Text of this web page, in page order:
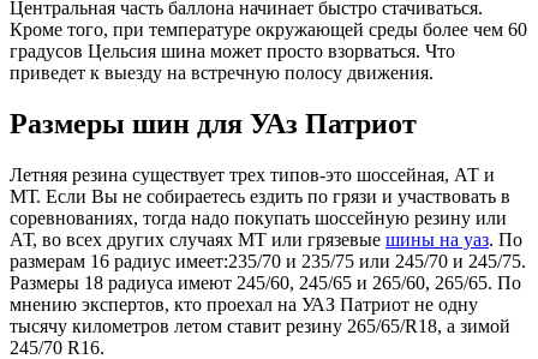
Центральная часть баллона начинает быстро стачиваться.
Кроме того, при температуре окружающей среды более чем 60
градусов Цельсия шина может просто взорваться. Что
приведет к выезду на встречную полосу движения.
Размеры шин для УАз Патриот
Летняя резина существует трех типов-это шоссейная, АТ и
МТ. Если Вы не собираетесь ездить по грязи и участвовать в
соревнованиях, тогда надо покупать шоссейную резину или
АТ, во всех других случаях МТ или грязевые шины на уаз. По
размерам 16 радиус имеет:235/70 и 235/75 или 245/70 и 245/75.
Размеры 18 радиуса имеют 245/60, 245/65 и 265/60, 265/65. По
мнению экспертов, кто проехал на УАЗ Патриот не одну
тысячу километров летом ставит резину 265/65/R18, а зимой
245/70 R16.